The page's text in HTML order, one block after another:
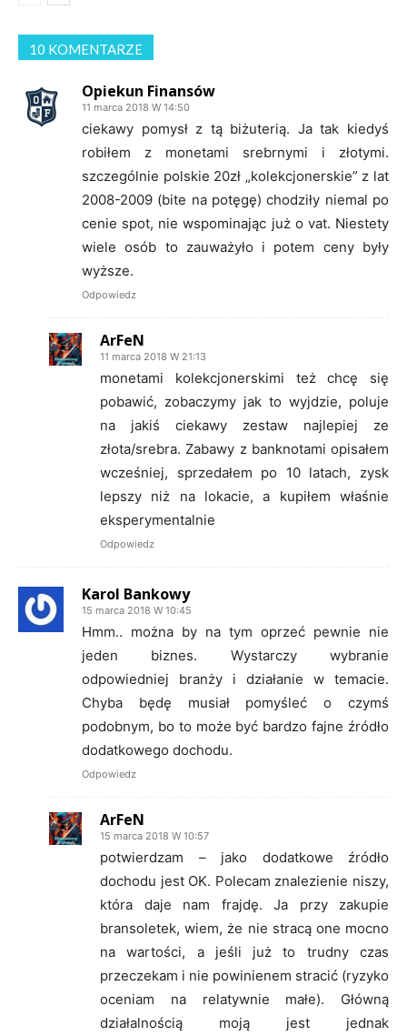
10 KOMENTARZE
Opiekun Finansów
11 marca 2018 W 14:50
ciekawy pomysł z tą biżuterią. Ja tak kiedyś
robiłem z monetami srebrnymi i złotymi.
szczególnie polskie 20zł „kolekcjonerskie” z lat
2008-2009 (bite na potęgę) chodziły niemal po
cenie spot, nie wspominając już o vat. Niestety
wiele osób to zauważyło i potem ceny były
wyższe.
Odpowiedz
ArFeN
11 marca 2018 W 21:13
monetami kolekcjonerskimi też chcę się
pobawić, zobaczymy jak to wyjdzie, poluje
na jakiś ciekawy zestaw najlepiej ze
złota/srebra. Zabawy z banknotami opisałem
wcześniej, sprzedałem po 10 latach, zysk
lepszy niż na lokacie, a kupiłem właśnie
eksperymentalnie
Odpowiedz
Karol Bankowy
15 marca 2018 W 10:45
Hmm.. można by na tym oprzeć pewnie nie
jeden biznes. Wystarczy wybranie
odpowiedniej branży i działanie w temacie.
Chyba będę musiał pomyśleć o czymś
podobnym, bo to może być bardzo fajne źródło
dodatkowego dochodu.
Odpowiedz
ArFeN
15 marca 2018 W 10:57
potwierdzam – jako dodatkowe źródło
dochodu jest OK. Polecam znalezienie niszy,
która daje nam frajdę. Ja przy zakupie
bransoletek, wiem, że nie stracą one mocno
na wartości, a jeśli już to trudny czas
przeczekam i nie powinienem stracić (ryzyko
oceniam na relatywnie małe). Główną
działalnością moją jest jednak